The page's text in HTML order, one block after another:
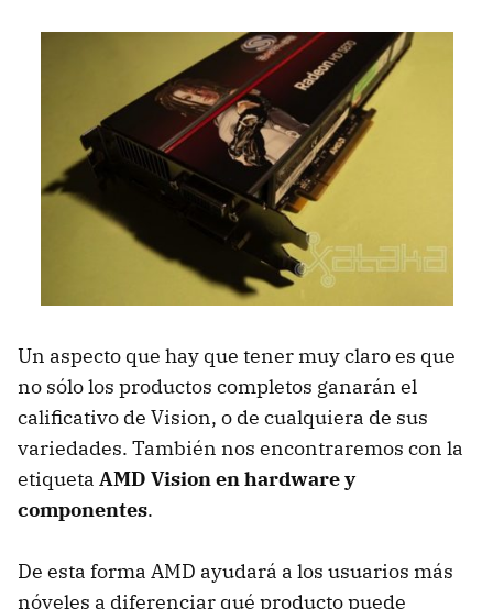
Un aspecto que hay que tener muy claro es que
no sólo los productos completos ganarán el
calificativo de Vision, o de cualquiera de sus
variedades. También nos encontraremos con la
etiqueta AMD Vision en hardware y
componentes.
De esta forma AMD ayudará a los usuarios más
nóveles a diferenciar qué producto puede